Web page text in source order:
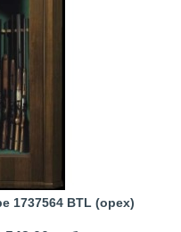
1737564 BTL (орех)